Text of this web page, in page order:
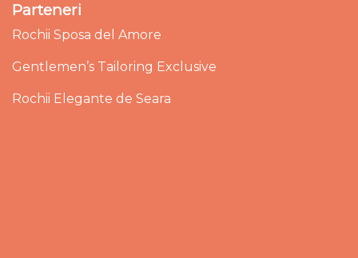
Parteneri
Rochii Sposa del Amore
Gentlemen’s Tailoring Exclusive
Rochii Elegante de Seara